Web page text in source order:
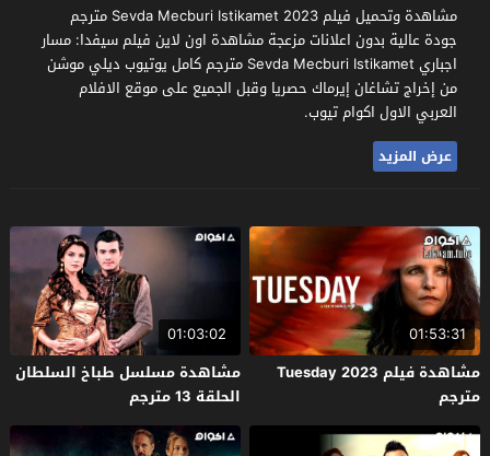
مشاهدة وتحميل فيلم Sevda Mecburi Istikamet 2023 مترجم
جودة عالية بدون اعلانات مزعجة مشاهدة اون لاين فيلم سيفدا: مسار
اجباري Sevda Mecburi Istikamet مترجم كامل يوتيوب ديلي موشن
من إخراج تشاغان إيرماك حصريا وقبل الجميع على موقع الافلام
العربي الاول اكوام تيوب.
عرض المزيد
01:53:31
مشاهدة فيلم Tuesday 2023
مترجم
01:03:02
مشاهدة مسلسل طباخ السلطان
الحلقة 13 مترجم